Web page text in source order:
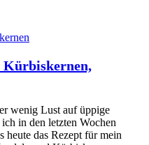
wenig Lust auf üppige
in den letzten Wochen
heute das Rezept für mein